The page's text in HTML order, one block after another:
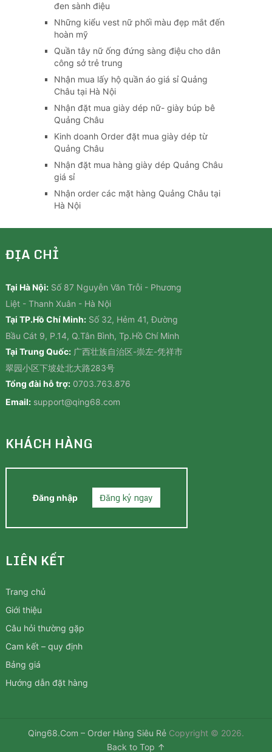
đen sành điệu
Những kiểu vest nữ phối màu đẹp mắt đến
hoàn mỹ
Quần tây nữ ống đứng sàng điệu cho dân
công sở trẻ trung
Nhận mua lấy hộ quần áo giá sỉ Quảng
Châu tại Hà Nội
Nhận đặt mua giày dép nữ- giày búp bê
Quảng Châu
Kinh doanh Order đặt mua giày dép từ
Quảng Châu
Nhận đặt mua hàng giày dép Quảng Châu
giá sỉ
Nhận order các mặt hàng Quảng Châu tại
Hà Nội
ĐỊA CHỈ
Tại Hà Nội:Số 87 Nguyễn Văn Trỗi - Phương
Liệt - Thanh Xuân - Hà Nội
Tại TP.Hồ Chí Minh:Số 32, Hẻm 41, Đường
Bầu Cát 9, P.14, Q.Tân Bình, Tp.Hồ Chí Minh
Tại Trung Quốc:广西壮族自治区-崇左-凭祥市
翠园小区下坡处北大路283号
Tổng đài hỗ trợ:0703.763.876
Email: support@qing68.com
KHÁCH HÀNG
Đăng nhập Đăng ký ngay
LIÊN KẾT
Trang chủ
Giới thiệu
Câu hỏi thường gặp
Cam kết – quy định
Bảng giá
Hướng dẫn đặt hàng
Qing68.Com – Order Hàng Siêu RẻCopyright © 2026.
Back to Top ↑